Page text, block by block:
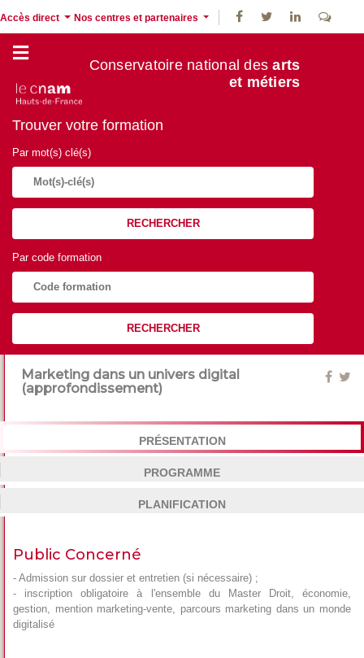
Accès direct Nos centres et partenaires
Conservatoire national desarts
et métiers
Trouver votre formation
Par mot(s) clé(s)
RECHERCHER
Par code formation
RECHERCHER
Marketing dans un univers digital
(approfondissement)
PRÉSENTATION
PROGRAMME
PLANIFICATION
Public Concerné
- Admission sur dossier et entretien (si nécessaire) ;
- inscription obligatoire à l'ensemble du Master Droit, économie,
gestion, mention marketing-vente, parcours marketing dans un monde
digitalisé